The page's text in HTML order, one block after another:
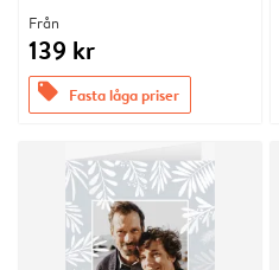
Från
139 kr
offers Fasta låga priser